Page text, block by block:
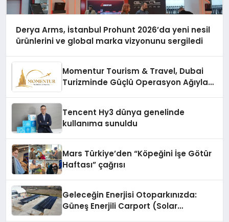
Derya Arms, İstanbul Prohunt 2026’da yeni nesil
ürünlerini ve global marka vizyonunu sergiledi
Momentur Tourism & Travel, Dubai
Turizminde Güçlü Operasyon Ağıyla
Tencent Hy3 dünya genelinde
kullanıma sunuldu
Mars Türkiye’den “Köpeğini İşe Götür
Haftası” çağrısı
Geleceğin Enerjisi Otoparkınızda:
Güneş Enerjili Carport (Solar